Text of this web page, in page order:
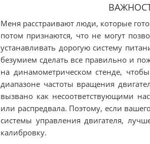
Меня расстраивают люди, которые
потом признаются, что не могут
устанавливать дорогую систему
безумием сделать все правильно и
на динамометрическом стенде,
диапазоне частоты вращения
вызвано как несоответствующими
или распредвала. Поэтому, если
системы управления двигателя,
калибровку.